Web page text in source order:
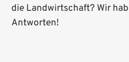
die Landwirtschaft? Wir
Antworten!